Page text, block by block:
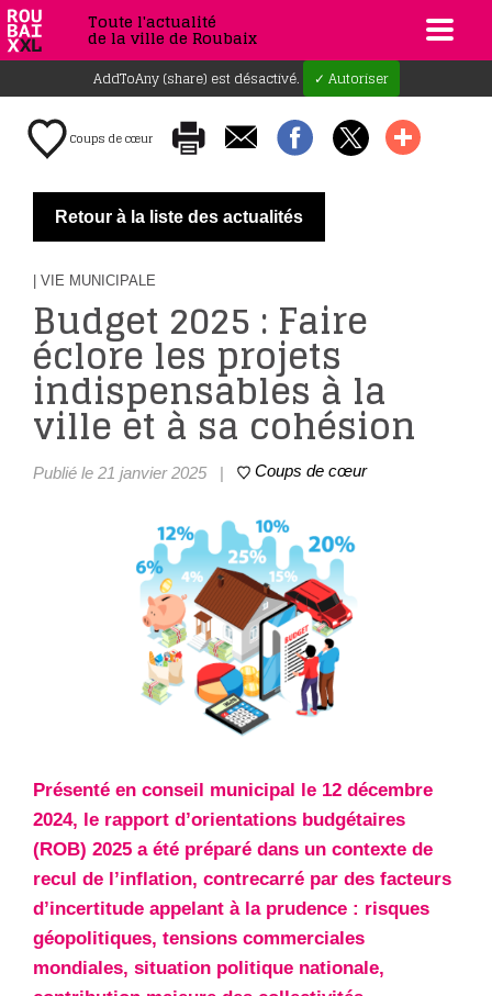
Toute l'actualité
de la ville de Roubaix
AddToAny (share) est désactivé. ✓ Autoriser
Coups de cœur
Retour à la liste des actualités
| VIE MUNICIPALE
Budget 2025 : Faire
éclore les projets
indispensables à la
ville et à sa cohésion
Publié le 21 janvier 2025 | Coups de cœur
Présenté en conseil municipal le 12 décembre
2024, le rapport d’orientations budgétaires
(ROB) 2025 a été préparé dans un contexte de
recul de l’inflation, contrecarré par des facteurs
d’incertitude appelant à la prudence : risques
géopolitiques, tensions commerciales
mondiales, situation politique nationale,